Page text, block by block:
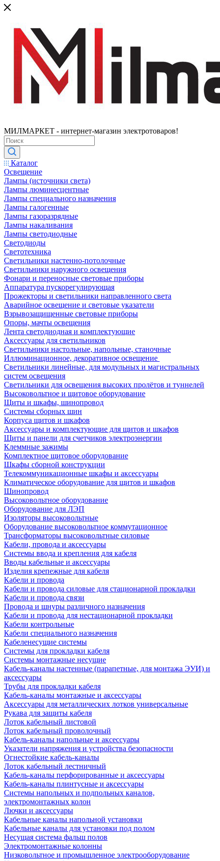
МИЛМАРКЕТ - интернет-магазин электротоваров!
Каталог
Освещение
Лампы (источники света)
Лампы люминесцентные
Лампы специального назначения
Лампы галогенные
Лампы газоразрядные
Лампы накаливания
Лампы светодиодные
Светодиоды
Светотехника
Светильники настенно-потолочные
Светильники наружного освещения
Фонари и переносные световые приборы
Аппаратура пускорегулирующая
Прожекторы и светильники направленного света
Аварийное освещение и световые указатели
Взрывозащищенные световые приборы
Опоры, мачты освещения
Лента светодиодная и комплектующие
Аксессуары для светильников
Светильники настольные, напольные, станочные
Иллюминационное, декоративное освещение
Светильники линейные, для модульных и магистральных
систем освещения
Светильники для освещения высоких пролётов и туннелей
Высоковольтное и щитовое оборудование
Щиты и шкафы, шинопровод
Системы сборных шин
Корпуса щитов и шкафов
Аксессуары и комплектующие для щитов и шкафов
Щиты и панели для счетчиков электроэнергии
Клеммные зажимы
Комплектное щитовое оборудование
Шкафы сборной конструкции
Телекоммуникационные шкафы и аксессуары
Климатическое оборудование для щитов и шкафов
Шинопровод
Высоковольтное оборудование
Оборудование для ЛЭП
Изоляторы высоковольтные
Оборудование высоковольтное коммутационное
Трансформаторы высоковольтные силовые
Кабели, провода и аксессуары
Системы ввода и крепления для кабеля
Вводы кабельные и аксессуары
Изделия крепежные для кабеля
Кабели и провода
Кабели и провода силовые для стационарной прокладки
Кабели и провода связи
Провода и шнуры различного назначения
Кабели и провода для нестационарной прокладки
Кабели контрольные
Кабели специального назначения
Кабеленесущие системы
Системы для прокладки кабеля
Системы монтажные несущие
Кабель-каналы настенные (парапетные, для монтажа ЭУИ) и
аксессуары
Трубы для прокладки кабеля
Кабель-каналы монтажные и аксессуары
Аксессуары для металлических лотков универсальные
Рукава для защиты кабеля
Лоток кабельный листовой
Лоток кабельный проволочный
Кабель-каналы напольные и аксессуары
Указатели напряжения и устройства безопасности
Огнестойкие кабель-каналы
Лоток кабельный лестничный
Кабель-каналы перфорированные и аксессуары
Кабель-каналы плинтусные и аксессуары
Системы напольных и подпольных каналов,
электромонтажных колон
Лючки и аксессуары
Кабельные каналы напольной установки
Кабельные каналы для установки под полом
Несущая система фальш полов
Электромонтажные колонны
Низковольтное и промышленное электрооборудование